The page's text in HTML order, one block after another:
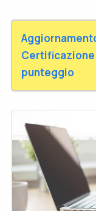
Certificazione
punteggio